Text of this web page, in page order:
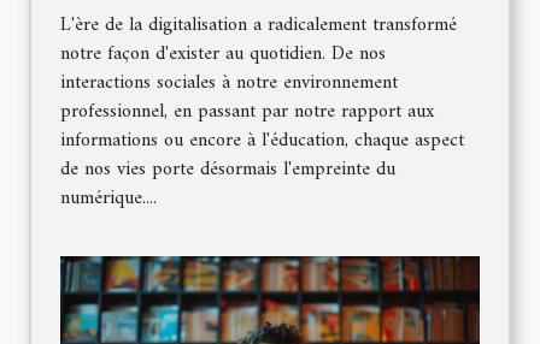
L'ère de la digitalisation a radicalement transformé
notre façon d'exister au quotidien. De nos
interactions sociales à notre environnement
professionnel, en passant par notre rapport aux
informations ou encore à l'éducation, chaque aspect
de nos vies porte désormais l'empreinte du
numérique....